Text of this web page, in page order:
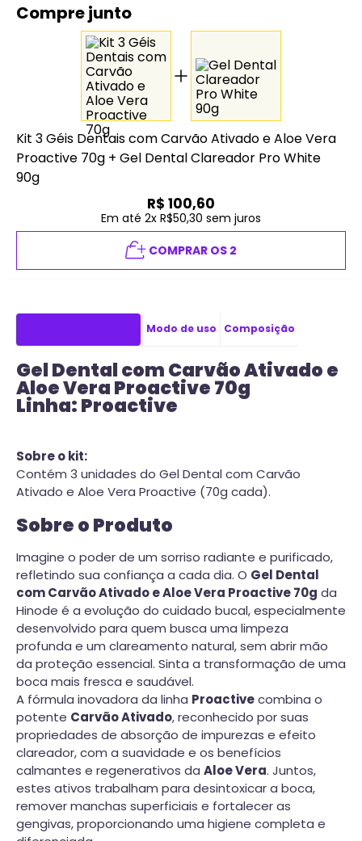
Compre junto
Kit 3 Géis Dentais com Carvão Ativado e Aloe Vera
Proactive 70g + Gel Dental Clareador Pro White
90g
R$ 100,60
Em até 2x R$50,30 sem juros
COMPRAR OS 2
Modo de uso Composição
Gel Dental com Carvão Ativado e
Aloe Vera Proactive 70g
Linha: Proactive
Sobre o kit:
Contém 3 unidades do Gel Dental com Carvão
Ativado e Aloe Vera Proactive (70g cada).
Sobre o Produto
Imagine o poder de um sorriso radiante e purificado,
refletindo sua confiança a cada dia. O Gel Dental
com Carvão Ativado e Aloe Vera Proactive 70g da
Hinode é a evolução do cuidado bucal, especialmente
desenvolvido para quem busca uma limpeza
profunda e um clareamento natural, sem abrir mão
da proteção essencial. Sinta a transformação de uma
boca mais fresca e saudável.
A fórmula inovadora da linha Proactivecombina o
potente Carvão Ativado, reconhecido por suas
propriedades de absorção de impurezas e efeito
clareador, com a suavidade e os benefícios
calmantes e regenerativos da Aloe Vera. Juntos,
estes ativos trabalham para desintoxicar a boca,
remover manchas superficiais e fortalecer as
gengivas, proporcionando uma higiene completa e